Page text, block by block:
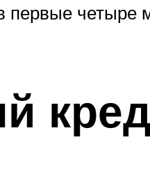
первые четыре